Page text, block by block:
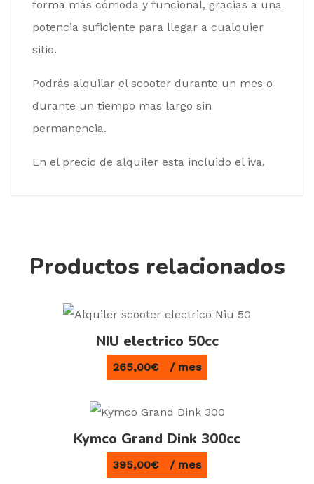
forma más cómoda y funcional, gracias a una
potencia suficiente para llegar a cualquier
sitio.
Podrás alquilar el scooter durante un mes o
durante un tiempo mas largo sin
permanencia.
En el precio de alquiler esta incluido el iva.
Productos relacionados
NIU electrico 50cc
265,00€ / mes
Kymco Grand Dink 300cc
395,00€ / mes